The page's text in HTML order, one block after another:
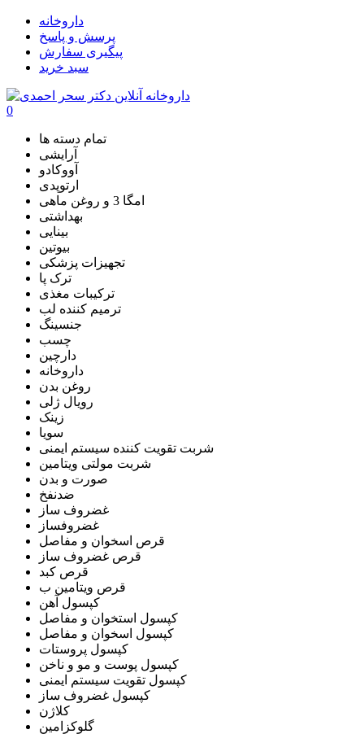
داروخانه
پرسش و پاسخ
پیگیری سفارش
سبد خرید
0
تمام دسته ها
آرایشی
آووکادو
ارتوپدی
امگا 3 و روغن ماهی
بهداشتی
بینایی
بیوتین
تجهیزات پزشکی
ترک پا
ترکیبات مغذی
ترمیم کننده لب
جنسینگ
چسب
دارچین
داروخانه
روغن بدن
رویال ژلی
زینک
سویا
شربت تقویت کننده سیستم ایمنی
شربت مولتی ویتامین
صورت و بدن
ضدنفخ
غضروف ساز
غضروفساز
قرص اسخوان و مفاصل
قرص غضروف ساز
قرص کبد
قرص ویتامین ب
کپسول آهن
کپسول استخوان و مفاصل
کپسول اسخوان و مفاصل
کپسول پروستات
کپسول پوست و مو و ناخن
کپسول تقویت سیستم ایمنی
کپسول غضروف ساز
کلاژن
گلوکزامین